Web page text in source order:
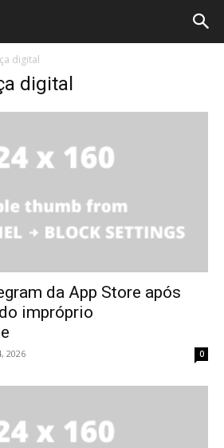
digital
digital
da App Store após
impróprio
2026 0